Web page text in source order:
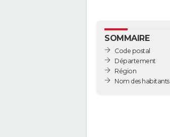
SOMMAIRE
Code postal
Département
Région
Nom des habitants